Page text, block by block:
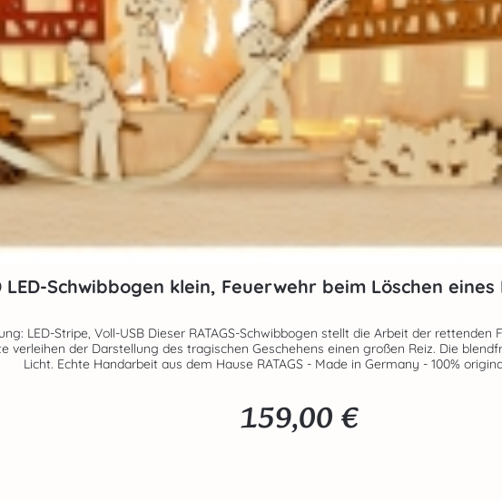
LED-Schwibbogen klein, Feuerwehr beim Löschen
Feuerwehr bei der Bekämpfung eines Brandes dar. Detaillierte
verleihen der Darstellung des tragischen Geschehens einen großen Reiz. Die
Licht. Echte Handarbeit aus dem Hause RATAGS - Made in Germany - 100%
Regulärer Preis:
159,00 €